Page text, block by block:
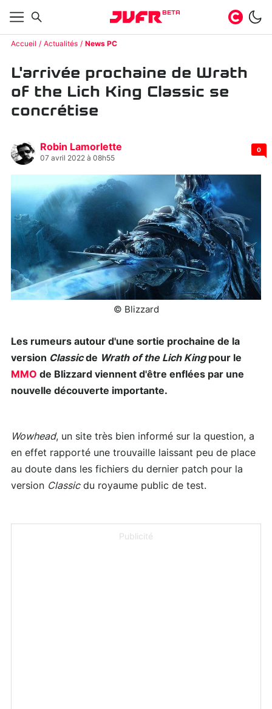
BETA
Accueil Actualités News PC
L'arrivée prochaine de Wrath
of the Lich King Classic se
concrétise
Robin Lamorlette
07 avril 2022 à 08h55
0
© Blizzard
Les rumeurs autour d'une sortie prochaine de la
version Classicde Wrath of the Lich Kingpour le
MMO de Blizzard viennent d'être enflées par une
nouvelle découverte importante.
Wowhead, un site très bien informé sur la question, a
en effet rapporté une trouvaille laissant peu de place
au doute dans les fichiers du dernier patch pour la
version Classicdu royaume public de test.
Publicité